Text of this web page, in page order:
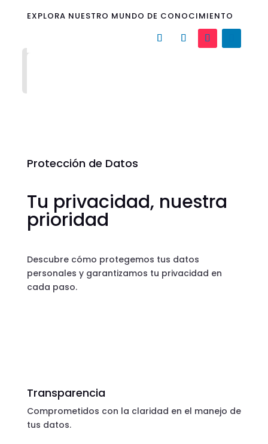
EXPLORA NUESTRO MUNDO DE CONOCIMIENTO
Protección de Datos
Tu privacidad, nuestra
prioridad
Descubre cómo protegemos tus datos
personales y garantizamos tu privacidad en
cada paso.
Transparencia
Comprometidos con la claridad en el manejo de
tus datos.